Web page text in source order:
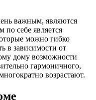
важным, являются
себе является
можно гибко
в зависимости от
дому возможности
гармоничного,
возрастают.